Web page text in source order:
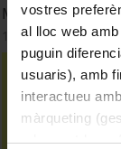
vostres
al lloc web
puguin
usuaris), amb
interactueu
màrqueting
adequant-la en
Mesa redonda:
13 Marzo, 2025